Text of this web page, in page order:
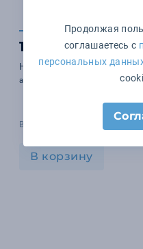
1 615 ₽
Набор Flexpen,
арт. 10897.49
В наличии 773 шт.
В корзину
Продолжая
соглашаетесь с
персональных